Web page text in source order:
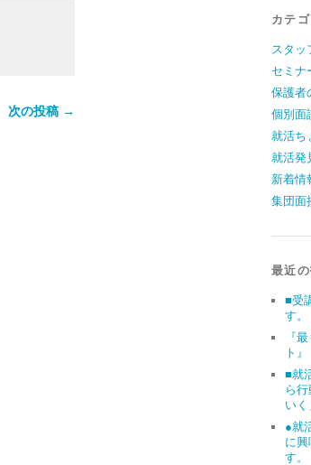
次の投稿 →
カテ
スタッ
セミナ
保護者
個別面
就活ち
就活発
新着情
集団面
最近
■受
す。
『
ト』
■就
ら
いく
●就
に
す。